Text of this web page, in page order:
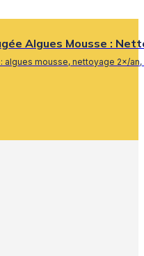
Algues Mousse :
algues mousse, nettoyage 2×/